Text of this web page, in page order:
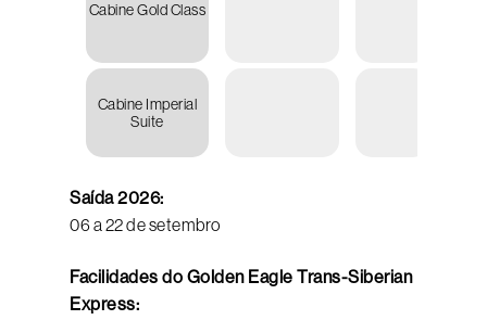
Cabine Gold Class
Cabine Imperial
Suite
Saída 2026:
06 a 22 de setembro
Facilidades do Golden Eagle Trans-Siberian
Express: